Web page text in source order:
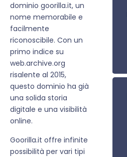
dominio goorilla.it, un
nome memorabile e
facilmente
riconoscibile. Con un
primo indice su
web.archive.org
risalente al 2015,
questo dominio ha già
una solida storia
digitale e una visibilità
online.
Goorilla.it offre infinite
possibilità per vari tipi